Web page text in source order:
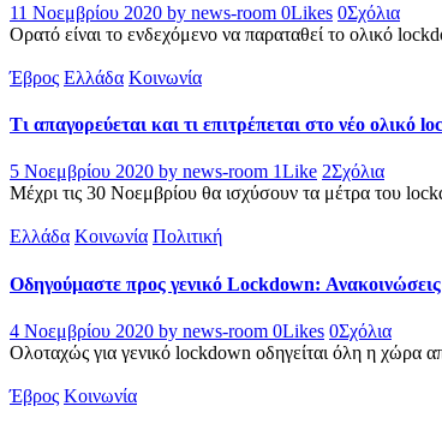
11 Νοεμβρίου 2020 by news-room 0Likes 0Σχόλια
Ορατό είναι το ενδεχόμενο να παραταθεί το ολικό
Έβρος Ελλάδα Κοινωνία
Τι απαγορεύεται και τι επιτρέπεται στο νέο ολικό
5 Νοεμβρίου 2020 by news-room 1Like 2Σχόλια
Μέχρι τις 30 Νοεμβρίου θα ισχύσουν τα μέτρα του
Ελλάδα Κοινωνία Πολιτική
Οδηγούμαστε προς γενικό Lockdown:
4 Νοεμβρίου 2020 by news-room 0Likes 0Σχόλια
Ολοταχώς για γενικό lockdown οδηγείται όλη η χώρα
Έβρος Κοινωνία